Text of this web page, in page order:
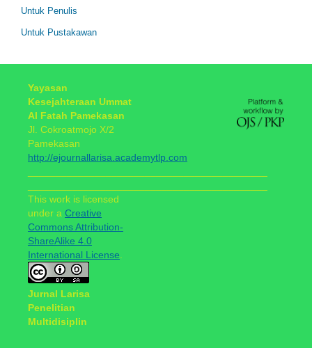
Untuk Penulis
Untuk Pustakawan
Yayasan
Kesejahteraan Ummat
Al Fatah Pamekasan
Jl. Cokroatmojo X/2
Pamekasan
http://ejournallarisa.academytlp.com
This work is licensed
under a Creative
Commons Attribution-
ShareAlike 4.0
International License
Jurnal Larisa
Penelitian
Multidisiplin